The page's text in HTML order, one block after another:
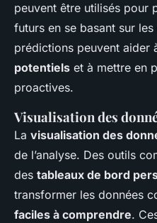
peuvent être utilisés pour
futurs en se basant sur
prédictions peuvent aider
potentiels et à mettre en
proactives.
Visualisation des
La visualisation des
de l’analyse. Des outils
des tableaux de bord
transformer les données
faciles à comprendre.